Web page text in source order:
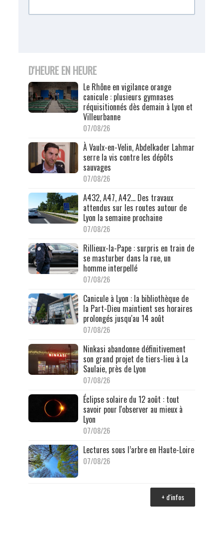
D'HEURE EN HEURE
Le Rhône en vigilance orange
canicule : plusieurs gymnases
réquisitionnés dès demain à Lyon et
Villeurbanne
07/08/26
À Vaulx-en-Velin, Abdelkader Lahmar
serre la vis contre les dépôts
sauvages
07/08/26
A432, A47, A42… Des travaux
attendus sur les routes autour de
Lyon la semaine prochaine
07/08/26
Rillieux-la-Pape : surpris en train de
se masturber dans la rue, un
homme interpellé
07/08/26
Canicule à Lyon : la bibliothèque de
la Part-Dieu maintient ses horaires
prolongés jusqu'au 14 août
07/08/26
Ninkasi abandonne définitivement
son grand projet de tiers-lieu à La
Saulaie, près de Lyon
07/08/26
Éclipse solaire du 12 août : tout
savoir pour l'observer au mieux à
Lyon
07/08/26
Lectures sous l’arbre en Haute-Loire
07/08/26
+ d'infos